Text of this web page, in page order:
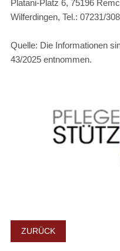
Platani-Platz 6, 75196
Wilferdingen, Tel.: 07231/
Quelle: Die Informationen
43/2025 entnommen.
ZURÜCK